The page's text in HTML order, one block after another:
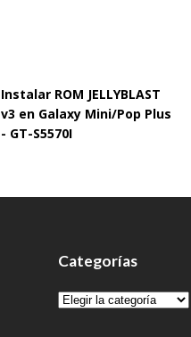
Instalar ROM JELLYBLAST
v3 en Galaxy Mini/Pop Plus
- GT-S5570I
Categorías
Categorías